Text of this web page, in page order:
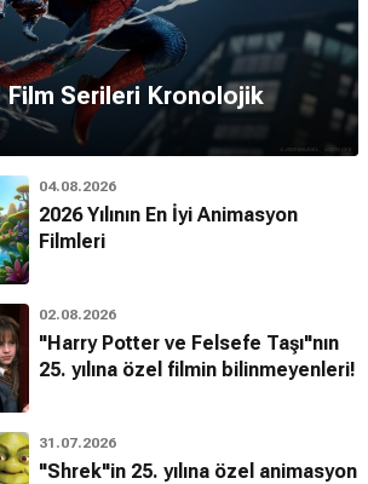
Serileri Kronolojik
04.08.2026
2026 Yılının En İyi Animasyon
Filmleri
02.08.2026
"Harry Potter ve Felsefe Taşı"nın
25. yılına özel filmin bilinmeyenleri!
31.07.2026
"Shrek"in 25. yılına özel animasyon